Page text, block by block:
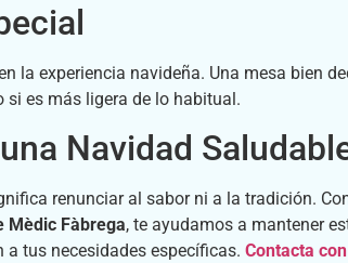
la experiencia navideña. Una mesa bien
es más ligera de lo habitual.
Navidad
renunciar al sabor ni a la tradición.
Mèdic Fàbrega, te ayudamos a mantener
tus necesidades específicas. Contacta